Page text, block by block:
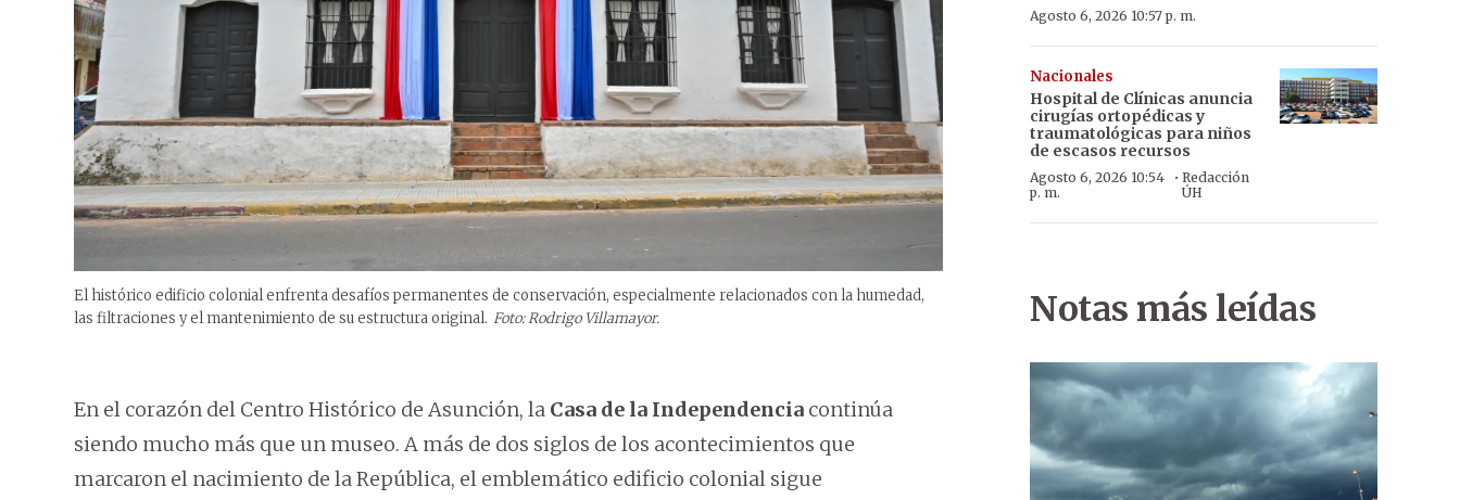
El histórico edificio colonial enfrenta desafíos permanentes de conservación, especialmente relacionados con la humedad,
las filtraciones y el mantenimiento de su estructura original. Foto: Rodrigo Villamayor.
En el corazón del Centro Histórico de Asunción, la Casa de la Independencia continúa
siendo mucho más que un museo. A más de dos siglos de los acontecimientos que
marcaron el nacimiento de la República, el emblemático edificio colonial sigue
Agosto 6, 2026 10:57 p. m.
Nacionales
Hospital de Clínicas anuncia
cirugías ortopédicas y
traumatológicas para niños
de escasos recursos
Agosto 6, 2026 10:54
p. m.
· Redacción
ÚH
Notas más leídas